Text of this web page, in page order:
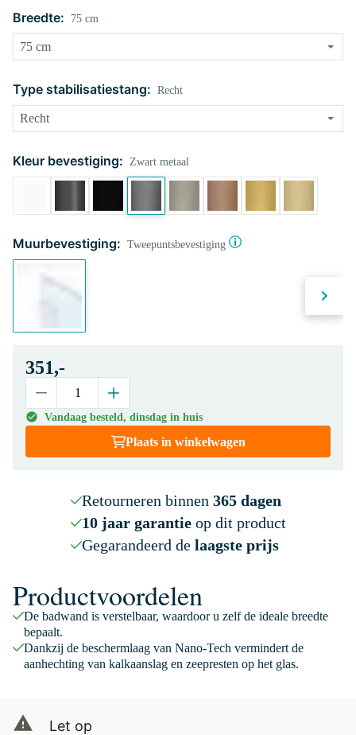
Breedte: 75 cm
Type stabilisatiestang: Recht
Kleur bevestiging: Zwart metaal
Muurbevestiging: Tweepuntsbevestiging
351,-
Vandaag besteld, dinsdag in huis
Plaats in winkelwagen
Retourneren binnen 365 dagen
10 jaar garantieop dit product
Gegarandeerd de laagste prijs
Productvoordelen
De badwand is verstelbaar, waardoor u zelf de ideale breedte
bepaalt.
Dankzij de beschermlaag van Nano-Tech vermindert de
aanhechting van kalkaanslag en zeepresten op het glas.
Let op